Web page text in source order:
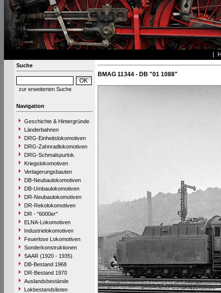
Suche
zur erweiterten Suche
Navigation
Geschichte & Hintergründe
Länderbahnen
DRG-Einheitslokomotiven
DRG-Zahnradlokomotiven
DRG-Schmalspurlok.
Kriegslokomotiven
Verlagerungsbauten
DB-Neubaulokomotiven
DB-Umbaulokomotiven
DR-Neubaulokomotiven
DR-Rekolokomotiven
DR - "6000er"
ELNA-Lokomotiven
Industrielokomotiven
Feuerlose Lokomotiven
Sonderkonstruktionen
SAAR (1920 - 1935)
DB-Bestand 1968
DR-Bestand 1970
Auslandsbestände
Lokbestandslisten
BMAG 11344 - DB "01 1088"